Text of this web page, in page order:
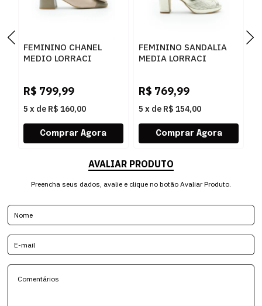
FEMININO CHANEL
MEDIO LORRACI
R$ 799,99
5 x de R$ 160,00
FEMININO SANDALIA
MEDIA LORRACI
R$ 769,99
5 x de R$ 154,00
AVALIAR PRODUTO
Preencha seus dados, avalie e clique no botão Avaliar Produto.